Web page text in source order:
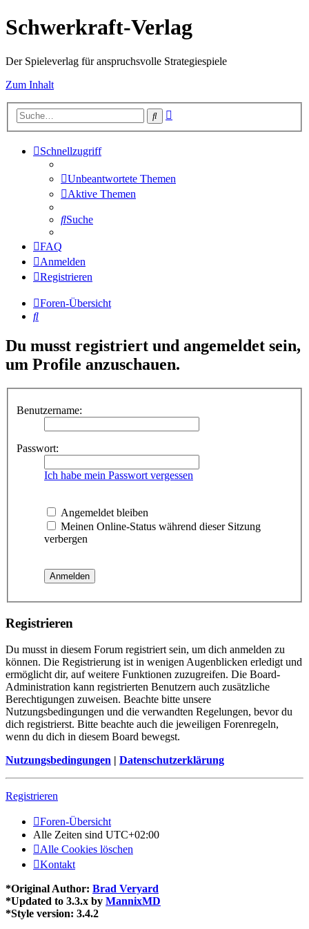
Schwerkraft-Verlag
Der Spieleverlag für anspruchsvolle Strategiespiele
Zum Inhalt
Suche
Schnellzugriff
Unbeantwortete Themen
Aktive Themen
Suche
FAQ
Anmelden
Registrieren
Foren-Übersicht
Suche
Du musst registriert und angemeldet sein,
um Profile anzuschauen.
Benutzername:
Passwort:
Ich habe mein Passwort vergessen
Angemeldet bleiben
Meinen Online-Status während dieser Sitzung
verbergen
Registrieren
Du musst in diesem Forum registriert sein, um dich anmelden zu
können. Die Registrierung ist in wenigen Augenblicken erledigt und
ermöglicht dir, auf weitere Funktionen zuzugreifen. Die Board-
Administration kann registrierten Benutzern auch zusätzliche
Berechtigungen zuweisen. Beachte bitte unsere
Nutzungsbedingungen und die verwandten Regelungen, bevor du
dich registrierst. Bitte beachte auch die jeweiligen Forenregeln,
wenn du dich in diesem Board bewegst.
Nutzungsbedingungen | Datenschutzerklärung
Registrieren
Foren-Übersicht
Alle Zeiten sind UTC+02:00
Alle Cookies löschen
Kontakt
*Original Author: Brad Veryard
*Updated to 3.3.x by MannixMD
*Style version: 3.4.2